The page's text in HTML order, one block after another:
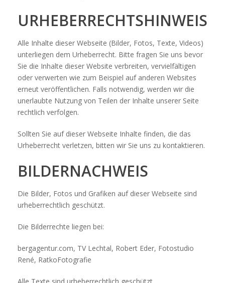
URHEBERRECHTSHINWEIS
Alle Inhalte dieser Webseite (Bilder, Fotos, Texte, Videos)
unterliegen dem Urheberrecht. Bitte fragen Sie uns bevor
Sie die Inhalte dieser Website verbreiten, vervielfältigen
oder verwerten wie zum Beispiel auf anderen Websites
erneut veröffentlichen. Falls notwendig, werden wir die
unerlaubte Nutzung von Teilen der Inhalte unserer Seite
rechtlich verfolgen.
Sollten Sie auf dieser Webseite Inhalte finden, die das
Urheberrecht verletzen, bitten wir Sie uns zu kontaktieren.
BILDERNACHWEIS
Die Bilder, Fotos und Grafiken auf dieser Webseite sind
urheberrechtlich geschützt.
Die Bilderrechte liegen bei:
bergagentur.com, TV Lechtal, Robert Eder, Fotostudio
René, RatkoFotografie